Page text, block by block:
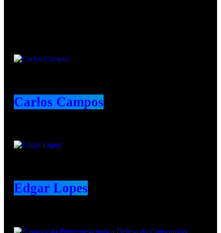
Carlos Campos
Edgar Lopes